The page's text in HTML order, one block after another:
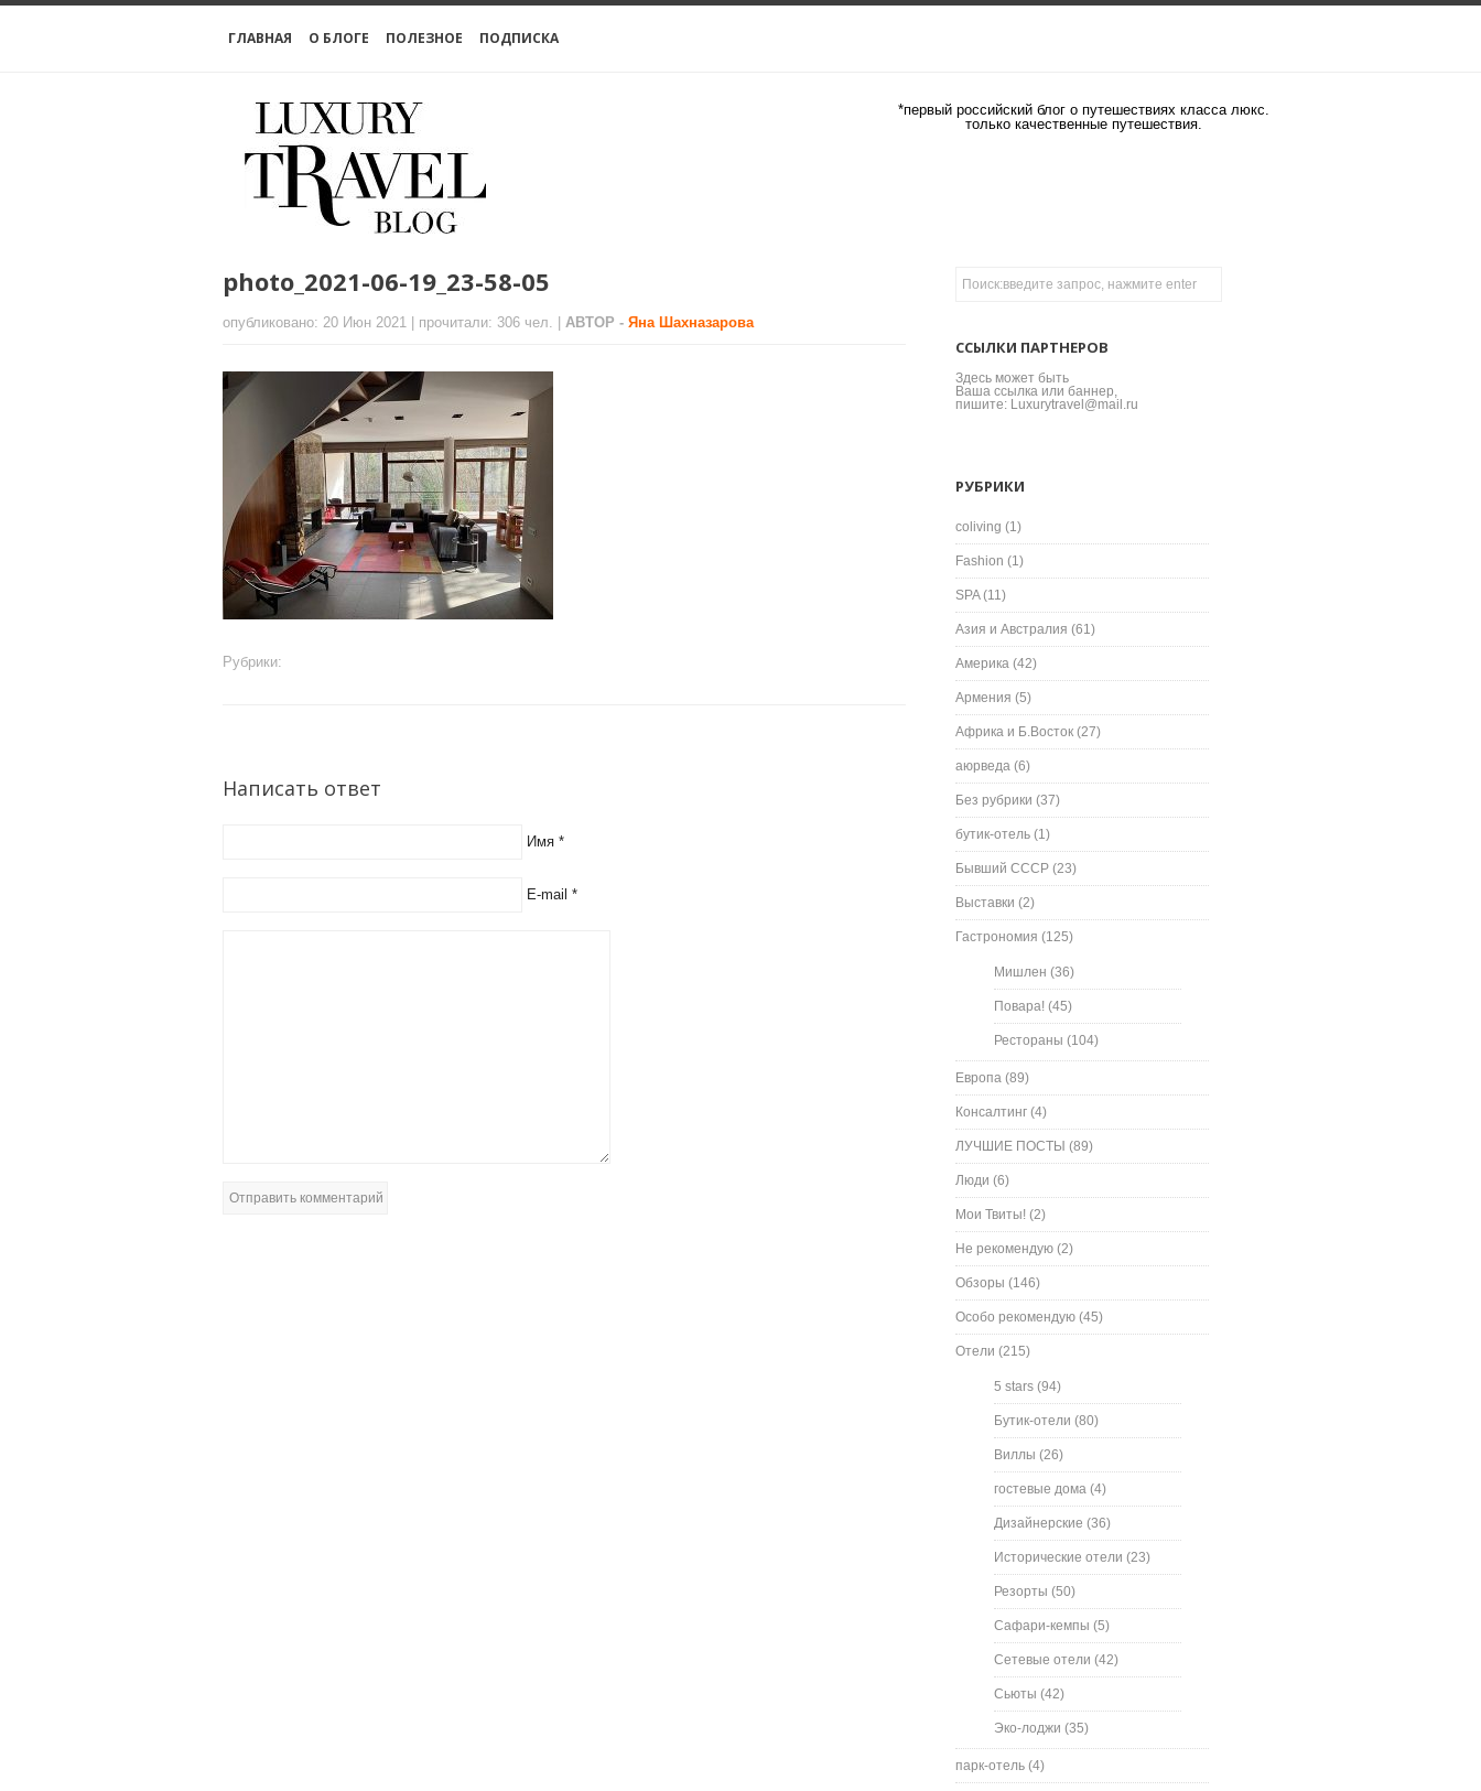
ГЛАВНАЯ О БЛОГЕ ПОЛЕЗНОЕ ПОДПИСКА
*первый российский блог о путешествиях класса люкс.
только качественные путешествия.
photo_2021-06-19_23-58-05
опубликовано: 20 Июн 2021 | прочитали: 306 чел. | АВТОР - Яна Шахназарова
Рубрики:
Написать ответ
Имя *
E-mail *
ССЫЛКИ ПАРТНЕРОВ
Здесь может быть
Ваша ссылка или баннер,
пишите: Luxurytravel@mail.ru
РУБРИКИ
coliving (1)
Fashion (1)
SPA(11)
Азия и Австралия (61)
Америка (42)
Армения (5)
Африка и Б.Восток (27)
аюрведа (6)
Без рубрики (37)
бутик-отель (1)
Бывший СССР (23)
Выставки (2)
Гастрономия (125)
Мишлен (36)
Повара! (45)
Рестораны (104)
Европа (89)
Консалтинг (4)
ЛУЧШИЕ ПОСТЫ (89)
Люди (6)
Мои Твиты! (2)
Не рекомендую (2)
Обзоры (146)
Особо рекомендую (45)
Отели (215)
5 stars (94)
Бутик-отели (80)
Виллы (26)
гостевые дома (4)
Дизайнерские (36)
Исторические отели (23)
Резорты (50)
Сафари-кемпы (5)
Сетевые отели (42)
Сьюты (42)
Эко-лоджи (35)
парк-отель (4)